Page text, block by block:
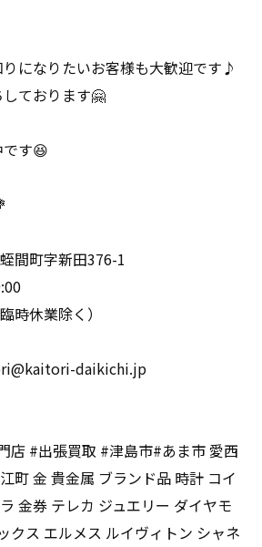
になりたいお客様も大歓迎です♪
ております🤗
す😆
間町字新田376-1
時休業除く）
daikichi.jp
店 #出張買取 #津島市#あま市 愛西
町 金 貴金属 ブランド品 時計 コイ
金券 テレカ ジュエリー ダイヤモ
クス エルメス ルイヴィトン シャネ